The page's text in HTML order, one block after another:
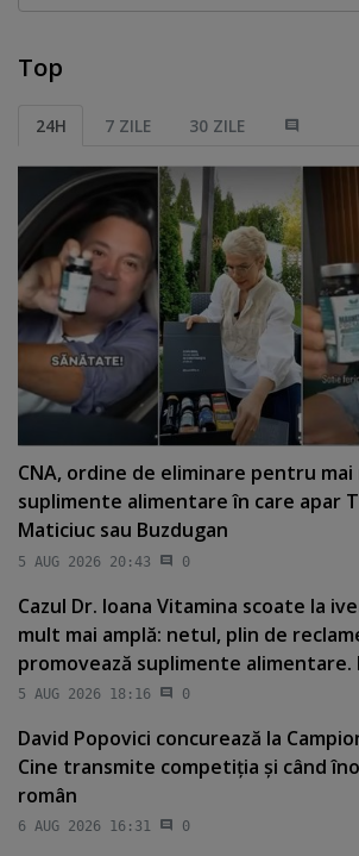
Top
24H 7 ZILE 30 ZILE
CNA, ordine de eliminare pentru
suplimente alimentare în care apar
Maticiuc sau Buzdugan
5 AUG 2026 20:43 0
Cazul Dr. Ioana Vitamina scoate la
mult mai amplă: netul, plin de
promovează suplimente alimentare.
5 AUG 2026 18:16 0
David Popovici concurează la
Cine transmite competiţia şi când
român
6 AUG 2026 16:31 0